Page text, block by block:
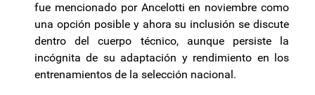
fue mencionado por Ancelotti en noviembre como
una opción posible y ahora su inclusión se discute
dentro del cuerpo técnico, aunque persiste la
incógnita de su adaptación y rendimiento en los
entrenamientos de la selección nacional.